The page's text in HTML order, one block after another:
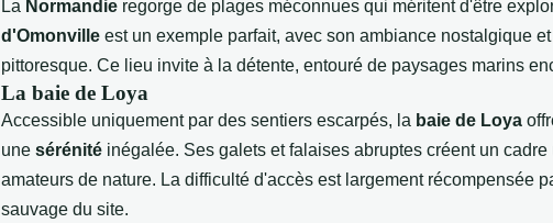
La Normandie regorge de plages méconnues qui méritent d'être
d'Omonville est un exemple parfait, avec son ambiance nostalgique
pittoresque. Ce lieu invite à la détente, entouré de paysages marins
La baie de Loya
Accessible uniquement par des sentiers escarpés, la baie de Loya
une sérénité inégalée. Ses galets et falaises abruptes créent un
amateurs de nature. La difficulté d'accès est largement récompensée
sauvage du site.